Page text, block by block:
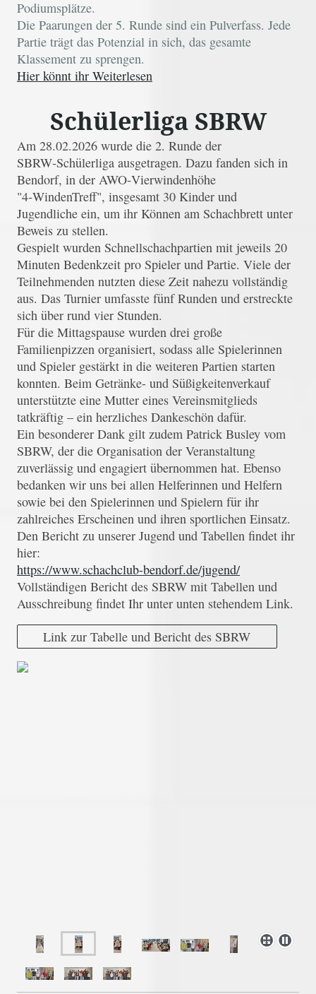
Podiumsplätze.
Die Paarungen der 5. Runde sind ein Pulverfass. Jede
Partie trägt das Potenzial in sich, das gesamte
Klassement zu sprengen.
Hier könnt ihr Weiterlesen
Schülerliga SBRW
Am 28.02.2026 wurde die 2. Runde der
SBRW‑Schülerliga ausgetragen. Dazu fanden sich in
Bendorf, in der AWO‑Vierwindenhöhe
"4‑WindenTreff", insgesamt 30 Kinder und
Jugendliche ein, um ihr Können am Schachbrett unter
Beweis zu stellen.
Gespielt wurden Schnellschachpartien mit jeweils 20
Minuten Bedenkzeit pro Spieler und Partie. Viele der
Teilnehmenden nutzten diese Zeit nahezu vollständig
aus. Das Turnier umfasste fünf Runden und erstreckte
sich über rund vier Stunden.
Für die Mittagspause wurden drei große
Familienpizzen organisiert, sodass alle Spielerinnen
und Spieler gestärkt in die weiteren Partien starten
konnten. Beim Getränke- und Süßigkeitenverkauf
unterstützte eine Mutter eines Vereinsmitglieds
tatkräftig – ein herzliches Dankeschön dafür.
Ein besonderer Dank gilt zudem Patrick Busley vom
SBRW, der die Organisation der Veranstaltung
zuverlässig und engagiert übernommen hat. Ebenso
bedanken wir uns bei allen Helferinnen und Helfern
sowie bei den Spielerinnen und Spielern für ihr
zahlreiches Erscheinen und ihren sportlichen Einsatz.
Den Bericht zu unserer Jugend und Tabellen findet ihr
hier:
https://www.schachclub-bendorf.de/jugend/
Vollständigen Bericht des SBRW mit Tabellen und
Ausschreibung findet Ihr unter unten stehendem Link.
Link zur Tabelle und Bericht des SBRW